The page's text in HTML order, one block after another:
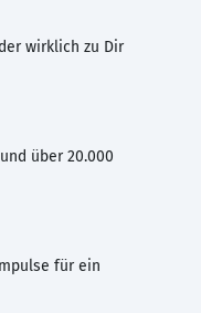
wirklich zu Dir
über 20.000
für ein